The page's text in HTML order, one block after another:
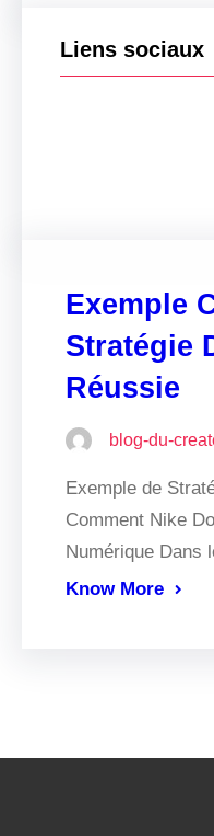
Liens sociaux
Exemple
Stratégie
Réussie
blog-du-
Exemple de
Comment Nike
Numérique Dans
Know More